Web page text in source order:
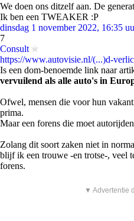
We doen ons ditzelf aan. De
Ik ben een TWEAKER :P
dinsdag 1 november 2022, 16:35
7
Consult
https://www.autovisie.nl/(...)d-
Is een dom-benoemde link naar
vervuilend als alle auto's in
Ofwel, mensen die voor hun
prima.
Maar een forens die moet
Zolang dit soort zaken niet in
blijf ik een trouwe -en trotse-, veel
forens.
▼ Advertentie